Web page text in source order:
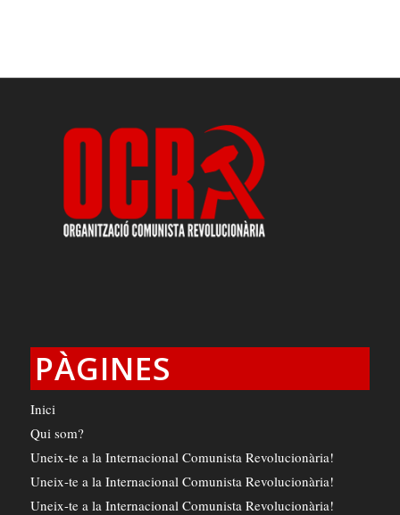
PÀGINES
Inici
Qui som?
Uneix-te a la Internacional Comunista Revolucionària!
Uneix-te a la Internacional Comunista Revolucionària!
Uneix-te a la Internacional Comunista Revolucionària!